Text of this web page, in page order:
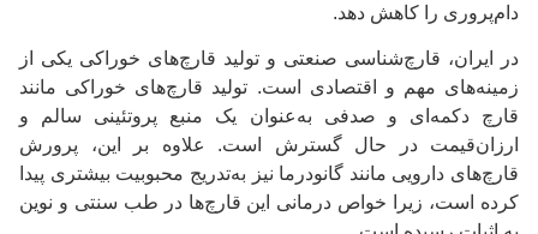
دام‌پروری را کاهش دهد.
در ایران، قارچ‌شناسی صنعتی و تولید قارچ‌های خوراکی یکی از
زمینه‌های مهم و اقتصادی است. تولید قارچ‌های خوراکی مانند
قارچ دکمه‌ای و صدفی به‌عنوان یک منبع پروتئینی سالم و
ارزان‌قیمت در حال گسترش است. علاوه بر این، پرورش
قارچ‌های دارویی مانند گانودرما نیز به‌تدریج محبوبیت بیشتری پیدا
کرده است، زیرا خواص درمانی این قارچ‌ها در طب سنتی و نوین